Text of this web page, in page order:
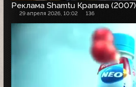
Реклама Shamtu Крапива (2007)
29 апреля 2026, 10:02 136